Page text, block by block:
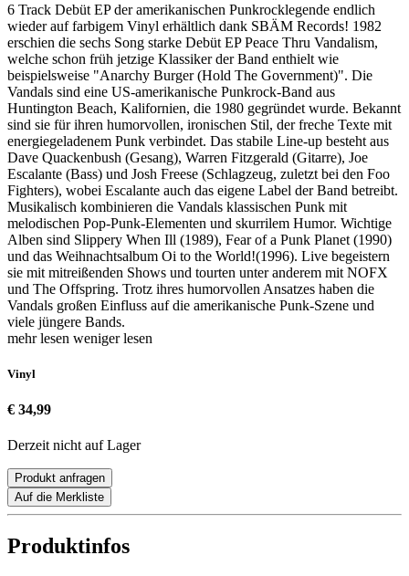
6 Track Debüt EP der amerikanischen Punkrocklegende endlich
wieder auf farbigem Vinyl erhältlich dank SBÄM Records! 1982
erschien die sechs Song starke Debüt EP Peace Thru Vandalism,
welche schon früh jetzige Klassiker der Band enthielt wie
beispielsweise "Anarchy Burger (Hold The Government)". Die
Vandals sind eine US-amerikanische Punkrock-Band aus
Huntington Beach, Kalifornien, die 1980 gegründet wurde. Bekannt
sind sie für ihren humorvollen, ironischen Stil, der freche Texte mit
energiegeladenem Punk verbindet. Das stabile Line-up besteht aus
Dave Quackenbush (Gesang), Warren Fitzgerald (Gitarre), Joe
Escalante (Bass) und Josh Freese (Schlagzeug, zuletzt bei den Foo
Fighters), wobei Escalante auch das eigene Label der Band betreibt.
Musikalisch kombinieren die Vandals klassischen Punk mit
melodischen Pop-Punk-Elementen und skurrilem Humor. Wichtige
Alben sind Slippery When Ill (1989), Fear of a Punk Planet (1990)
und das Weihnachtsalbum Oi to the World!(1996). Live begeistern
sie mit mitreißenden Shows und tourten unter anderem mit NOFX
und The Offspring. Trotz ihres humorvollen Ansatzes haben die
Vandals großen Einfluss auf die amerikanische Punk-Szene und
viele jüngere Bands.
mehr lesen weniger lesen
Vinyl
€ 34,99
Derzeit nicht auf Lager
Produkt anfragen
Auf die Merkliste
Produktinfos